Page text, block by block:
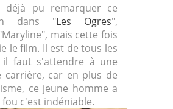
déjà pu remarquer ce
dans "Les Ogres",
mais cette fois
le film. Il est de tous les
faut s'attendre à une
carrière, car en plus de
ce jeune homme a
c'est indéniable.